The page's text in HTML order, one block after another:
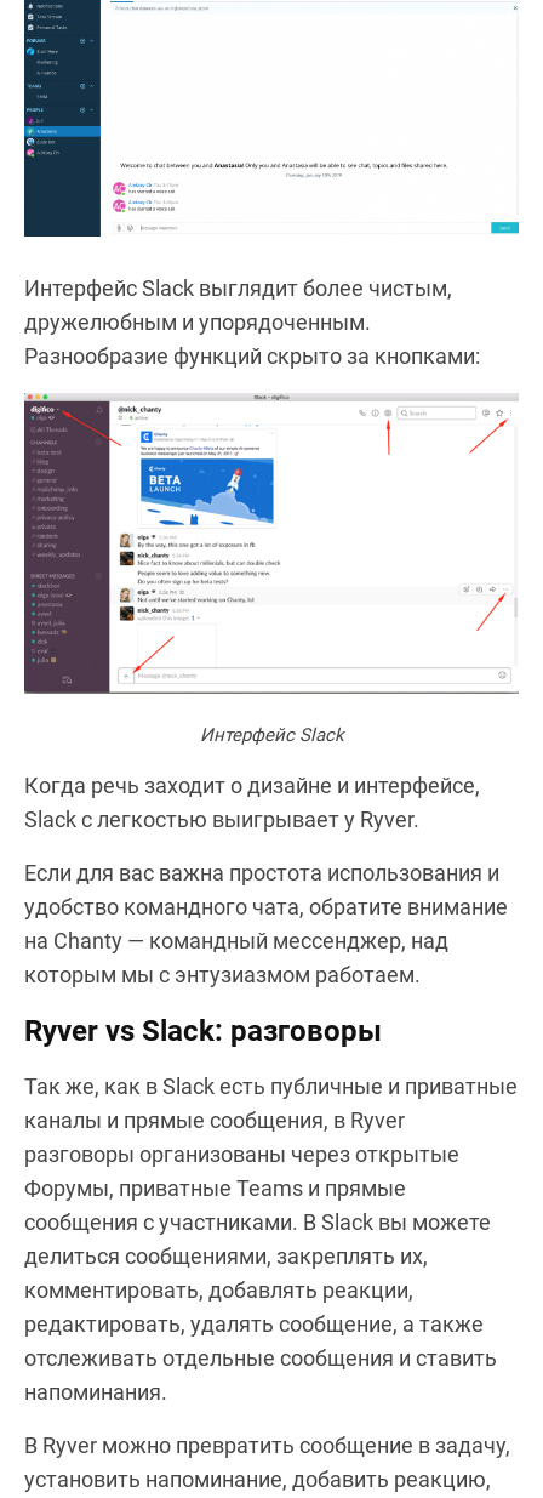
Интерфейс Slack выглядит более чистым,
дружелюбным и упорядоченным.
Разнообразие функций скрыто за кнопками:
Интерфейс Slack
Когда речь заходит о дизайне и интерфейсе,
Slack с легкостью выигрывает у Ryver.
Если для вас важна простота использования и
удобство командного чата, обратите внимание
на Chanty — командный мессенджер, над
которым мы с энтузиазмом работаем.
Ryver vs Slack: разговоры
Так же, как в Slack есть публичные и приватные
каналы и прямые сообщения, в Ryver
разговоры организованы через открытые
Форумы, приватные Teams и прямые
сообщения с участниками. В Slack вы можете
делиться сообщениями, закреплять их,
комментировать, добавлять реакции,
редактировать, удалять сообщение, а также
отслеживать отдельные сообщения и ставить
напоминания.
В Ryver можно превратить сообщение в задачу,
установить напоминание, добавить реакцию,